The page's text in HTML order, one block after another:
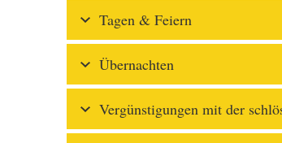
Tagen & Feiern
Übernachten
Vergünstigungen mit der